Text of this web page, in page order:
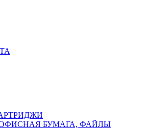
БУМАГА, ФАЙЛЫ